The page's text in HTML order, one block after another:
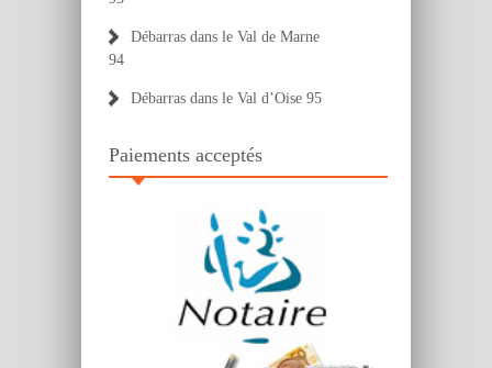
Débarras dans le Val de Marne
94
Débarras dans le Val d’Oise 95
Paiements acceptés